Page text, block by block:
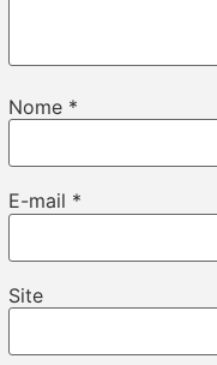
Nome *
E-mail *
Site